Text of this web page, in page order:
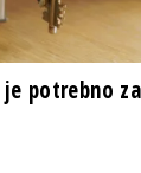
potrebno